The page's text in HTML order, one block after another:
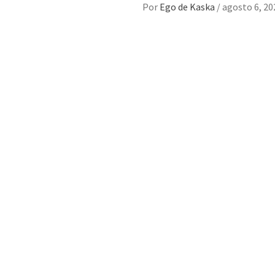
Por Ego de Kaska /agosto 6,